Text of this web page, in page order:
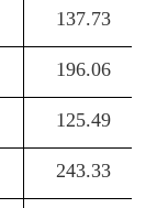
137.73
196.06
125.49
243.33